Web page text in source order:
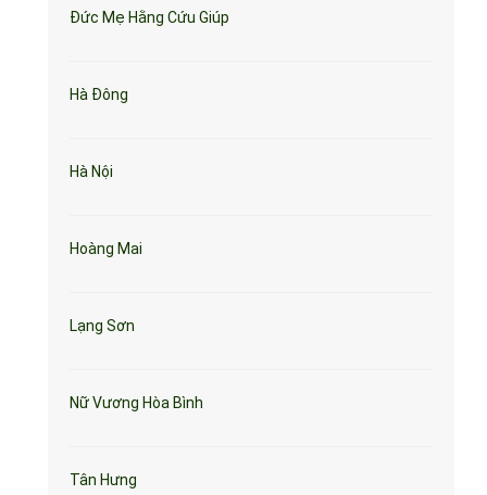
Đức Mẹ Hằng Cứu Giúp
Hà Đông
Hà Nội
Hoàng Mai
Lạng Sơn
Nữ Vương Hòa Bình
Tân Hưng